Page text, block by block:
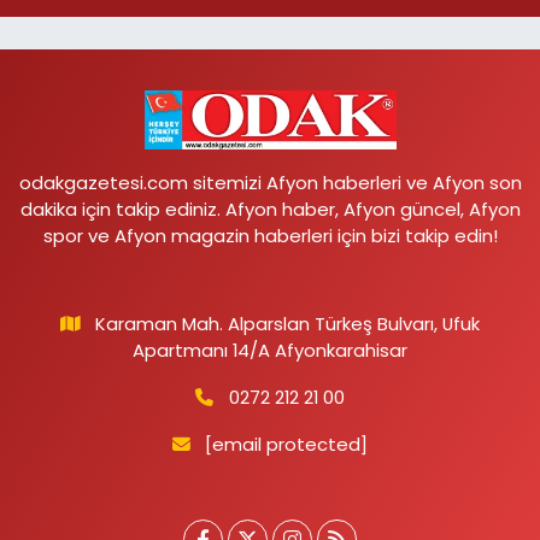
odakgazetesi.com sitemizi Afyon haberleri ve Afyon son
dakika için takip ediniz. Afyon haber, Afyon güncel, Afyon
spor ve Afyon magazin haberleri için bizi takip edin!
Karaman Mah. Alparslan Türkeş Bulvarı, Ufuk
Apartmanı 14/A Afyonkarahisar
0272 212 21 00
[email protected]